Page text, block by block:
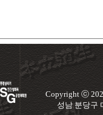
Copyright ⓒ
성남 분당구